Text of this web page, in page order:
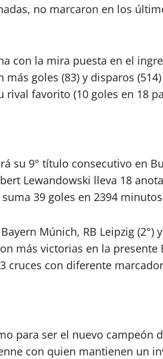
no marcaron en los
con la mira puesta en el
más goles (83) y disparos
rival favorito (10 goles en 18
su 9° título consecutivo en
Lewandowski lleva 18
39 goles en 2394
Múnich, RB Leipzig
más victorias en la presente
cruces con diferente marcador
para ser el nuevo campeón
con quien mantienen un